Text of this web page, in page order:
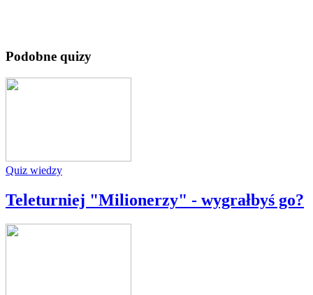
Podobne quizy
Quiz wiedzy
Teleturniej "Milionerzy" - wygrałbyś go?